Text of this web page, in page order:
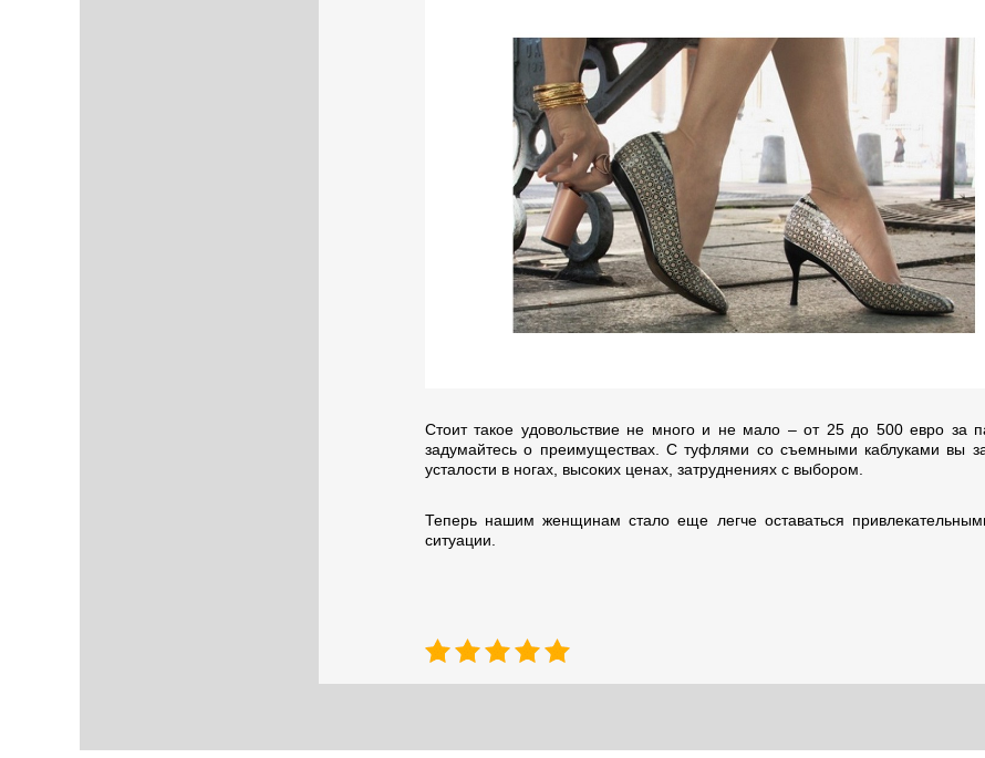
Стоит такое удовольствие не много и не мало – от 25 до 500 евро за
задумайтесь о преимуществах. С туфлями со съемными каблуками вы
усталости в ногах, высоких ценах, затруднениях с выбором.
Теперь нашим женщинам стало еще легче оставаться
ситуации.